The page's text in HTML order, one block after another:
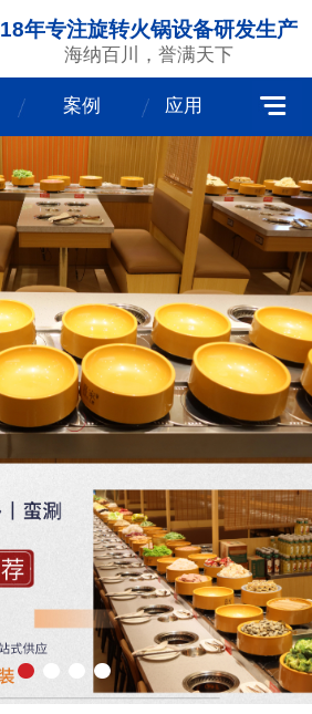
18年专注旋转火锅设备研发生产
海纳百川，誉满天下
案例 应用